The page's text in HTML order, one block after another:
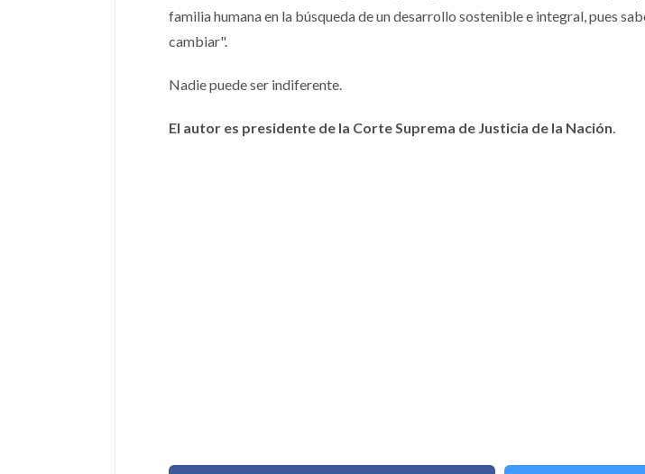
familia humana en la búsqueda de un desarrollo sostenible e integral, pues
cambiar".
Nadie puede ser indiferente.
El autor es presidente de la Corte Suprema de Justicia de la Nación.